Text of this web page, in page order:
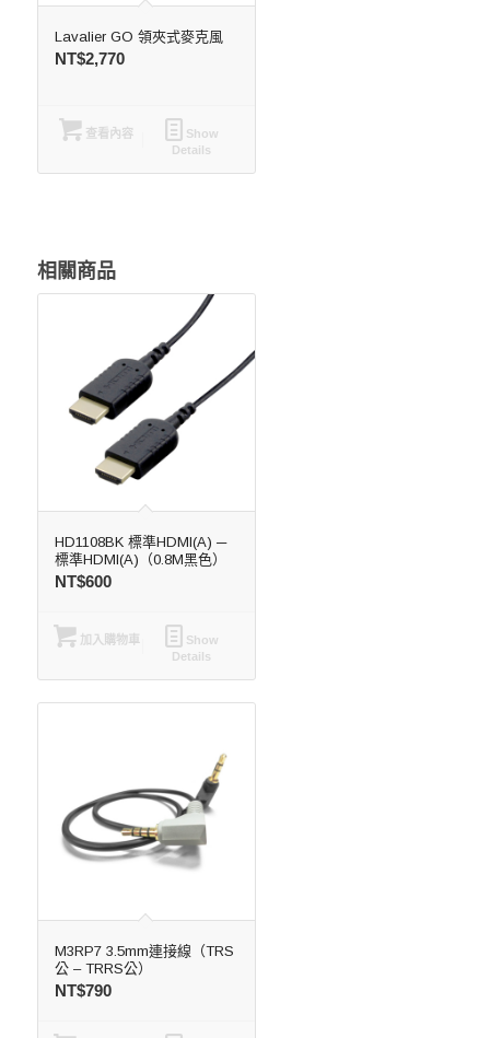
Lavalier GO 領夾式麥克風
NT$2,770
查看內容
Show
Details
相關商品
HD1108BK 標準HDMI(A) ─
標準HDMI(A)（0.8M黑色）
NT$600
加入購物車
Show
Details
M3RP7 3.5mm連接線（TRS
公 – TRRS公）
NT$790